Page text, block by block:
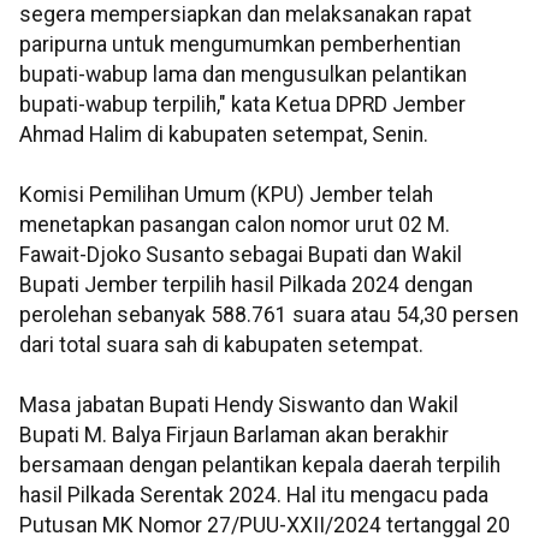
segera mempersiapkan dan melaksanakan rapat
paripurna untuk mengumumkan pemberhentian
bupati-wabup lama dan mengusulkan pelantikan
bupati-wabup terpilih," kata Ketua DPRD Jember
Ahmad Halim di kabupaten setempat, Senin.
Komisi Pemilihan Umum (KPU) Jember telah
menetapkan pasangan calon nomor urut 02 M.
Fawait-Djoko Susanto sebagai Bupati dan Wakil
Bupati Jember terpilih hasil Pilkada 2024 dengan
perolehan sebanyak 588.761 suara atau 54,30 persen
dari total suara sah di kabupaten setempat.
Masa jabatan Bupati Hendy Siswanto dan Wakil
Bupati M. Balya Firjaun Barlaman akan berakhir
bersamaan dengan pelantikan kepala daerah terpilih
hasil Pilkada Serentak 2024. Hal itu mengacu pada
Putusan MK Nomor 27/PUU-XXII/2024 tertanggal 20